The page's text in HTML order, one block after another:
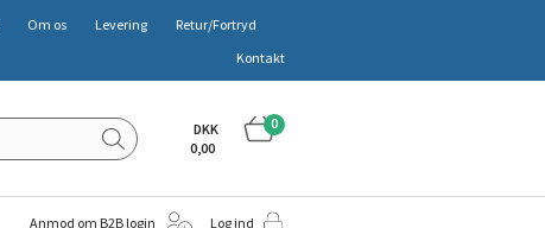
Om os Levering
Retur/Fortryd
Kontakt
0
DKK
0,00
Anmod om B2B login Log ind